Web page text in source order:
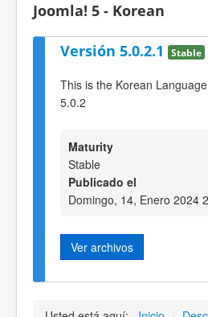
Joomla! 5 - Korean
Versión 5.0.2.1 Stable
This is the Korean
5.0.2
Maturity
Stable
Publicado el
Domingo, 14, Enero 2024
Ver archivos